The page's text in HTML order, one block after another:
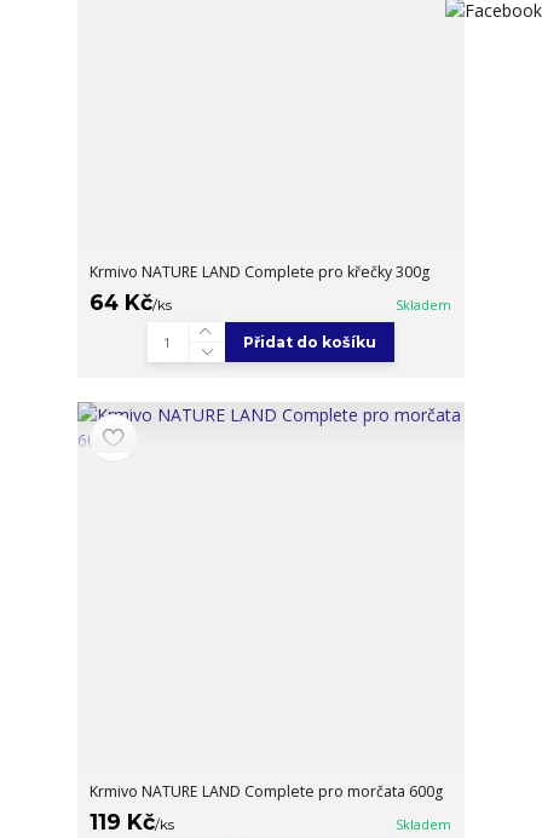
Krmivo NATURE LAND Complete pro křečky 300g
64 Kč/ks Skladem
Přidat do košíku
Krmivo NATURE LAND Complete pro morčata 600g
119 Kč/ks Skladem